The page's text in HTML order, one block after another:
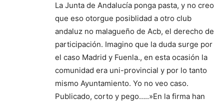
La Junta de Andalucía ponga pasta, y no creo
que eso otorgue posiblidad a otro club
andaluz no malagueño de Acb, el derecho de
participación. Imagino que la duda surge por
el caso Madrid y Fuenla., en esta ocasión la
comunidad era uni-provincial y por lo tanto
mismo Ayuntamiento. Yo no veo caso.
Publicado, corto y pego…..»En la firma han